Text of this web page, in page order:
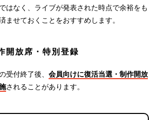
はなく、ライブが発表された時点で余裕をも
ませておくことをおすすめします。
開放席・特別登録
受付終了後、 会員向けに復活当選・制作開放
されることがあります。